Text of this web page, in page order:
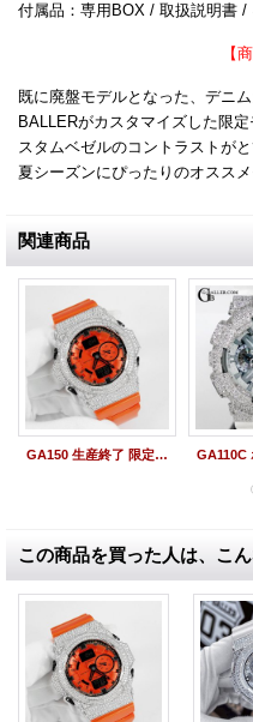
付属品：専用BOX / 取扱説明書
【
既に廃盤モデルとなった、デニ
BALLERがカスタマイズした限
スタムベゼルのコントラストが
夏シーズンにぴったりのオスス
関連商品
GA150 生産終了 限定モデル フルカスタム G-SHOCKカスタム
この商品を買った人は、こ